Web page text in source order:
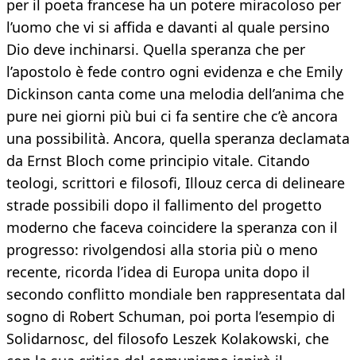
per il poeta francese ha un potere miracoloso per
l’uomo che vi si affida e davanti al quale persino
Dio deve inchinarsi. Quella speranza che per
l’apostolo è fede contro ogni evidenza e che Emily
Dickinson canta come una melodia dell’anima che
pure nei giorni più bui ci fa sentire che c’è ancora
una possibilità. Ancora, quella speranza declamata
da Ernst Bloch come principio vitale. Citando
teologi, scrittori e filosofi, Illouz cerca di delineare
strade possibili dopo il fallimento del progetto
moderno che faceva coincidere la speranza con il
progresso: rivolgendosi alla storia più o meno
recente, ricorda l’idea di Europa unita dopo il
secondo conflitto mondiale ben rappresentata dal
sogno di Robert Schuman, poi porta l’esempio di
Solidarnosc, del filosofo Leszek Kolakowski, che